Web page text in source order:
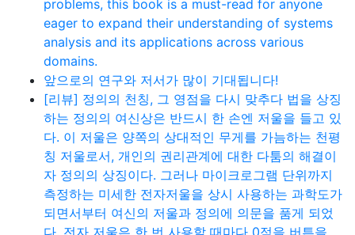
problems, this book is a must-read for anyone
eager to expand their understanding of systems
analysis and its applications across various
domains.
앞으로의 연구와 저서가 많이 기대됩니다!
[리뷰] 정의의 천칭, 그 영점을 다시 맞추다 법을 상징
하는 정의의 여신상은 반드시 한 손엔 저울을 들고 있
다. 이 저울은 양쪽의 상대적인 무게를 가늠하는 천평
칭 저울로서, 개인의 권리관계에 대한 다툼의 해결이
자 정의의 상징이다. 그러나 마이크로그램 단위까지
측정하는 미세한 전자저울을 상시 사용하는 과학도가
되면서부터 여신의 저울과 정의에 의문을 품게 되었
다. 전자 저울은 한 번 사용할 때마다 0점을 버튼을